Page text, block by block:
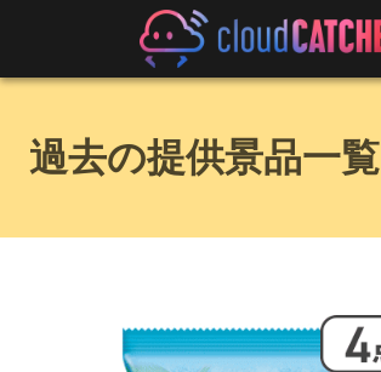
過去の提供景品一覧